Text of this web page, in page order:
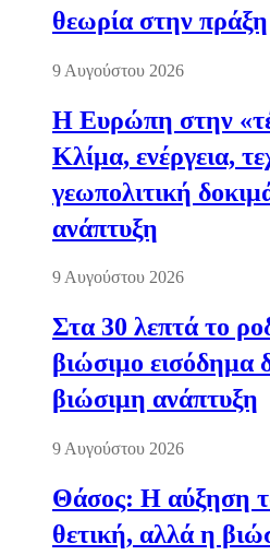
θεωρία στην πράξη
9 Αυγούστου 2026
Η Ευρώπη στην
Κλίμα, ενέργεια,
γεωπολιτική
ανάπτυξη
9 Αυγούστου 2026
Στα 30 λεπτά το
βιώσιμο εισόδημα
βιώσιμη ανάπτυξη
9 Αυγούστου 2026
Θάσος: Η αύξηση
θετική, αλλά η